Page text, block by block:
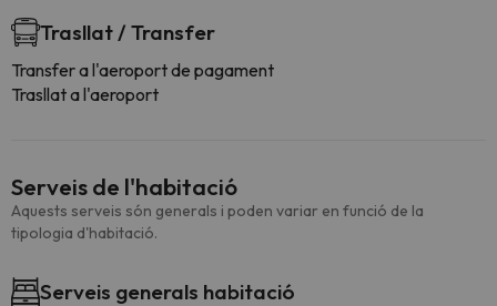
Trasllat / Transfer
Transfer a l'aeroport de pagament
Trasllat a l'aeroport
Serveis de l'habitació
Aquests serveis són generals i poden variar en funció de la
tipologia d'habitació.
Serveis generals habitació